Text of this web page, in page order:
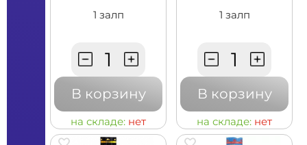
1 залп
В корзину
на складе: нет
1 залп
В корзину
на складе: нет